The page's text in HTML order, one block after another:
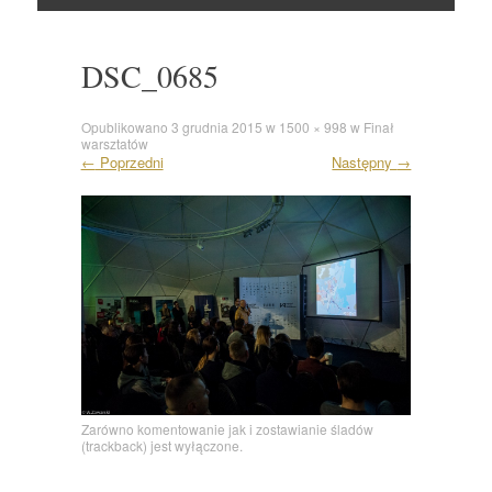
DSC_0685
Opublikowano 3 grudnia 2015 w 1500 × 998 w Finał
warsztatów
← Poprzedni Następny →
Zarówno komentowanie jak i zostawianie śladów
(trackback) jest wyłączone.